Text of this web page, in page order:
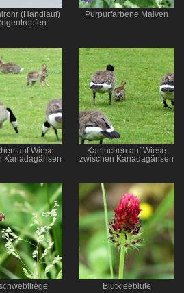
(Handlauf)
Purpurfarbene Malven
auf Wiese
Kanadagänsen
Kaninchen auf Wiese
zwischen Kanadagänsen
Blutkleeblüte